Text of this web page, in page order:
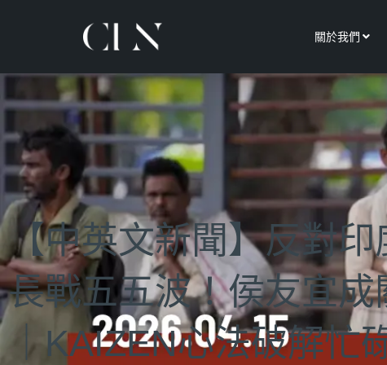
關於我們
【中英文新聞】反對
長戰五五波！侯友宜
｜KAIZEN心法破解忙